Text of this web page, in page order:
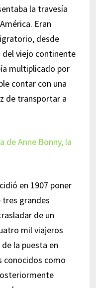
la travesía
Eran
desde
viejo continente
multiplicado por
contar con una
de transportar a
de Anne Bonny, la
en 1907 poner
tres grandes
de un
mil viajeros
la puesta en
conocidos como